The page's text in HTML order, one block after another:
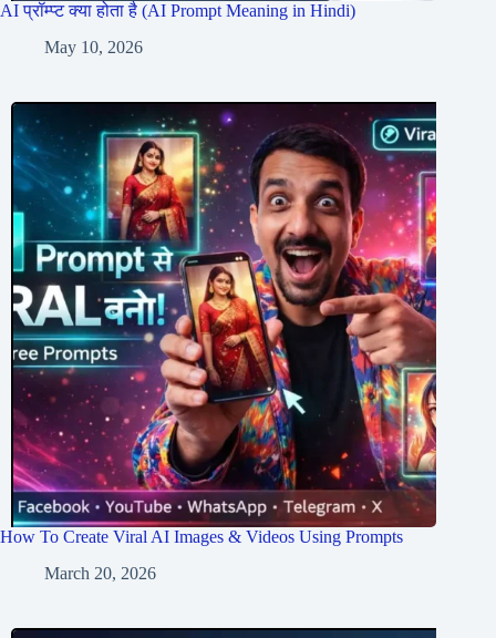
AI प्रॉम्प्ट क्या होता है (AI Prompt Meaning in Hindi)
May 10, 2026
How To Create Viral AI Images & Videos Using Prompts
March 20, 2026